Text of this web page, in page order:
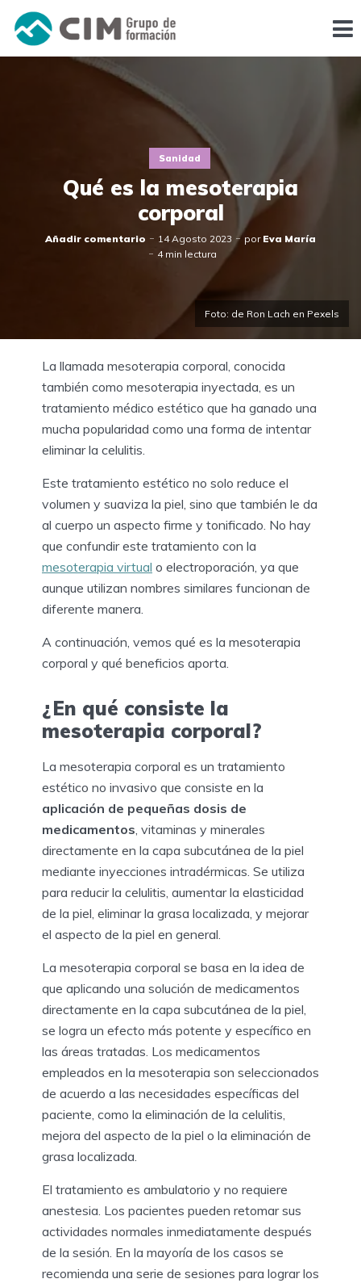
Foto: de Ron Lach en Pexels
Sanidad
Qué es la mesoterapia
corporal
Añadir comentario 14 Agosto 2023 por Eva María
4 min lectura
La llamada mesoterapia corporal, conocida
también como mesoterapia inyectada, es un
tratamiento médico estético que ha ganado una
mucha popularidad como una forma de intentar
eliminar la celulitis.
Este tratamiento estético no solo reduce el
volumen y suaviza la piel, sino que también le da
al cuerpo un aspecto firme y tonificado. No hay
que confundir este tratamiento con la
mesoterapia virtual o electroporación, ya que
aunque utilizan nombres similares funcionan de
diferente manera.
A continuación, vemos qué es la mesoterapia
corporal y qué beneficios aporta.
¿En qué consiste la
mesoterapia corporal?
La mesoterapia corporal es un tratamiento
estético no invasivo que consiste en la
aplicación de pequeñas dosis de
medicamentos , vitaminas y minerales
directamente en la capa subcutánea de la piel
mediante inyecciones intradérmicas. Se utiliza
para reducir la celulitis, aumentar la elasticidad
de la piel, eliminar la grasa localizada, y mejorar
el aspecto de la piel en general.
La mesoterapia corporal se basa en la idea de
que aplicando una solución de medicamentos
directamente en la capa subcutánea de la piel,
se logra un efecto más potente y específico en
las áreas tratadas. Los medicamentos
empleados en la mesoterapia son seleccionados
de acuerdo a las necesidades específicas del
paciente, como la eliminación de la celulitis,
mejora del aspecto de la piel o la eliminación de
grasa localizada.
El tratamiento es ambulatorio y no requiere
anestesia. Los pacientes pueden retomar sus
actividades normales inmediatamente después
de la sesión. En la mayoría de los casos se
recomienda una serie de sesiones para lograr los